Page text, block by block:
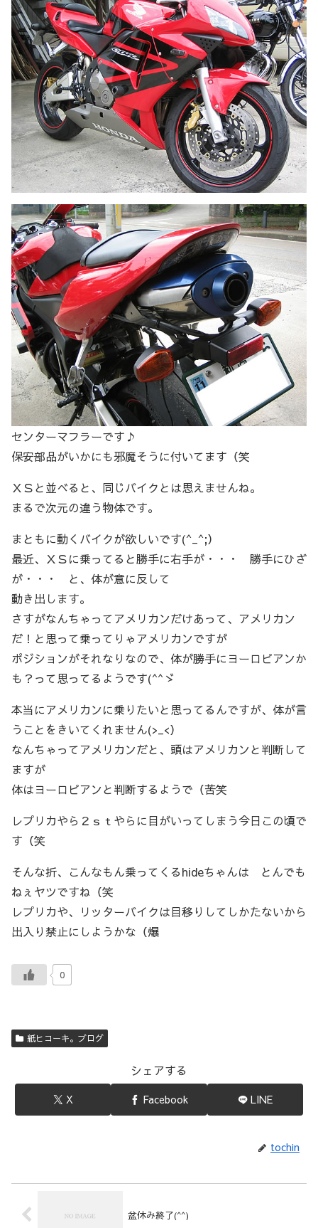
センターマフラーです♪
保安部品がいかにも邪魔そうに付いてます（笑
ＸＳと並べると、同じバイクとは思えませんね。
まるで次元の違う物体です。
まともに動くバイクが欲しいです(^_^;）
最近、ＸＳに乗ってると勝手に右手が・・・ 勝手にひざ
が・・・ と、体が意に反して
動き出します。
さすがなんちゃってアメリカンだけあって、アメリカン
だ！と思って乗ってりゃアメリカンですが
ポジションがそれなりなので、体が勝手にヨーロピアンか
も？って思ってるようです(^^ゞ
本当にアメリカンに乗りたいと思ってるんですが、体が言
うことをきいてくれません(>_<）
なんちゃってアメリカンだと、頭はアメリカンと判断して
ますが
体はヨーロピアンと判断するようで（苦笑
レプリカやら２ｓｔやらに目がいってしまう今日この頃で
す（笑
そんな折、こんなもん乗ってくるhideちゃんは とんでも
ねぇヤツですね（笑
レプリカや、リッターバイクは目移りしてしかたないから
出入り禁止にしようかな（爆
0
紙ヒコーキ。ブログ
シェアする
X Facebook LINE
tochin
盆休み終了(^^)